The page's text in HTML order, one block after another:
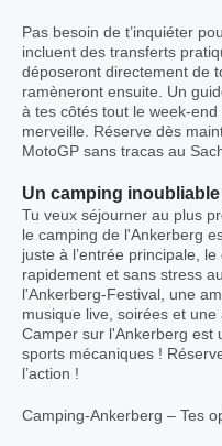
Pas besoin de t’inquiéter
incluent des transferts
déposeront directement de
ramèneront ensuite. Un
à tes côtés tout le week-
merveille. Réserve dès
MotoGP sans tracas au
Un camping
Tu veux séjourner au plus
le camping de l'Ankerberg
juste à l’entrée principale,
rapidement et sans stress
l'Ankerberg-Festival, une
musique live, soirées et
Camper sur l'Ankerberg est
sports mécaniques !
l’action !
Camping-Ankerberg – Tes